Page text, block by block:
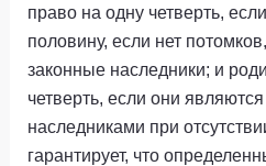
право на одну четверть,
половину, если нет
законные наследники; и
четверть, если они
наследниками при
гарантирует, что